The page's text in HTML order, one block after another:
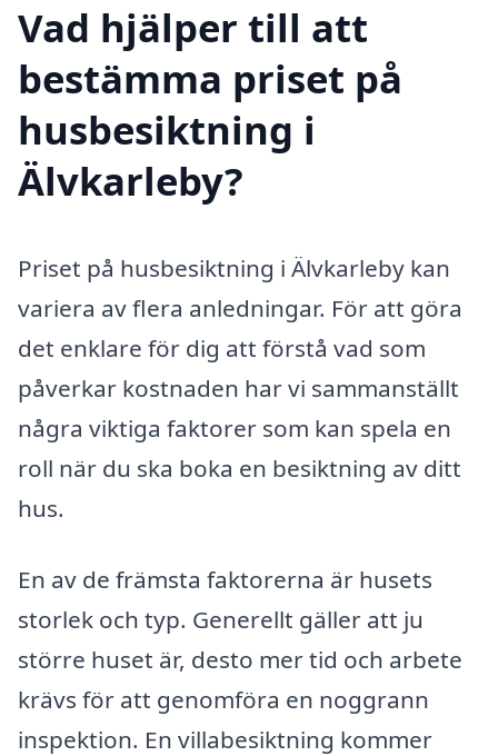
Vad hjälper till att
bestämma priset på
husbesiktning i
Älvkarleby?
Priset på husbesiktning i Älvkarleby kan
variera av flera anledningar. För att göra
det enklare för dig att förstå vad som
påverkar kostnaden har vi sammanställt
några viktiga faktorer som kan spela en
roll när du ska boka en besiktning av ditt
hus.
En av de främsta faktorerna är husets
storlek och typ. Generellt gäller att ju
större huset är, desto mer tid och arbete
krävs för att genomföra en noggrann
inspektion. En villabesiktning kommer